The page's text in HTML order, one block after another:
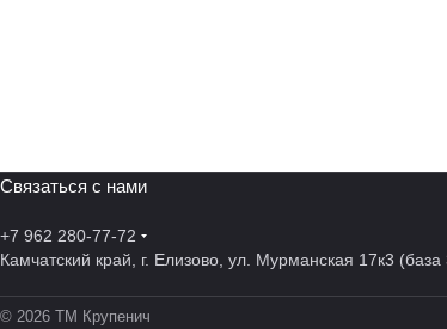
Связаться с нами
+7 962 280-77-72
Камчатский край, г. Елизово, ул. Мурманская 17к3 (база
© 2026 ТМ Крупенич